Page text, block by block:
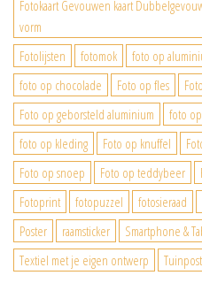
Fotokaart Gevouwen kaart
vorm
Fotolijsten
fotomok foto op
foto op chocolade
Foto op fles
Foto op geborsteld aluminium
foto
foto op kleding
Foto op knuffel
Foto op snoep
Foto op teddybeer
Fotoprint
fotopuzzel fotosieraad
Poster
raamsticker
Smartphone &
Textiel met je eigen ontwerp